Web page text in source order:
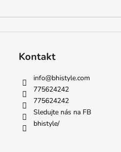
Kontakt
info@bhistyle.com
775624242
775624242
Sledujte nás na FB
bhistyle/